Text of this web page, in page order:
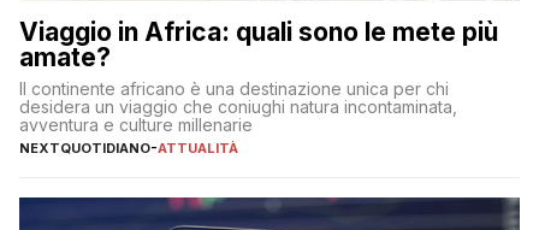
Viaggio in Africa: quali sono le mete più
amate?
Il continente africano è una destinazione unica per chi
desidera un viaggio che coniughi natura incontaminata,
avventura e culture millenarie
NEXTQUOTIDIANO-ATTUALITÀ